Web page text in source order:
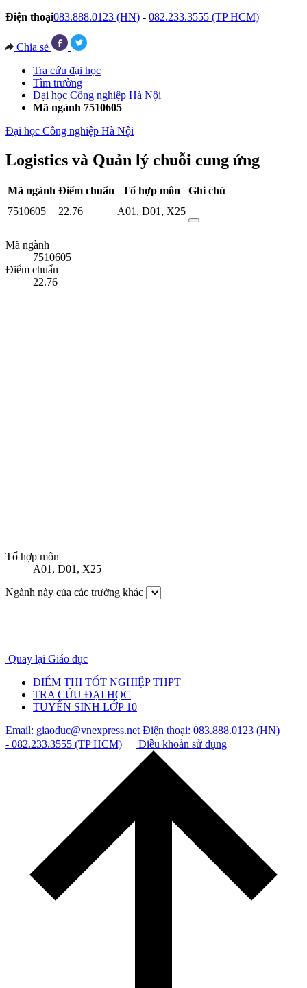
Điện thoại083.888.0123 (HN) - 082.233.3555 (TP HCM)
Chia sẻ
Tra cứu đại học
Tìm trường
Đại học Công nghiệp Hà Nội
Mã ngành 7510605
Đại học Công nghiệp Hà Nội
Logistics và Quản lý chuỗi cung ứng
Mã ngành Điểm chuẩn Tổ hợp môn
Ghi chú
7510605
22.76 A01, D01, X25
Mã ngành
7510605
Điểm chuẩn
22.76
Tổ hợp môn
A01, D01, X25
Ngành này của các trường khác
Quay lại Giáo dục
ĐIỂM THI TỐT NGHIỆP THPT
TRA CỨU ĐẠI HỌC
TUYỂN SINH LỚP 10
Email: giaoduc@vnexpress.netĐiện thoại: 083.888.0123 (HN)
- 082.233.3555 (TP HCM)
Điều khoản sử dụng